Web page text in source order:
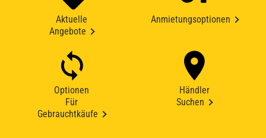
Aktuelle
Angebote
Anmietungsoptionen
Optionen
Für
Gebrauchtkäufe
Händler
Suchen